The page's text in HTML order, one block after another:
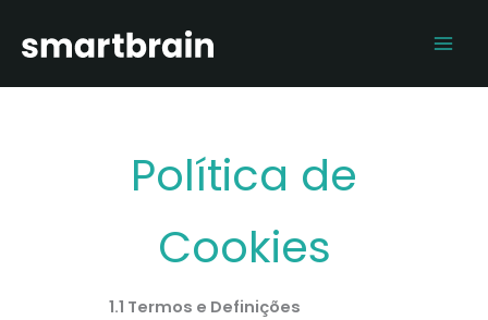
para
conteúdo
Política de
Cookies
1.1 Termos e Definições